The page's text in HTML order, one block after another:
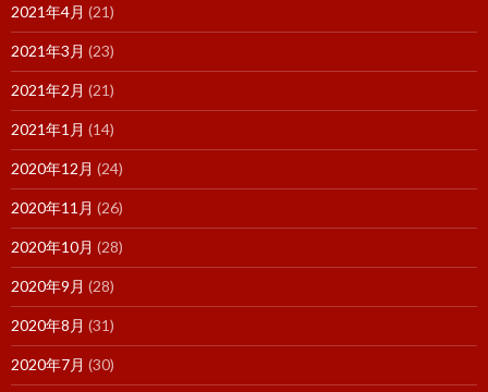
2021年4月 (21)
2021年3月 (23)
2021年2月 (21)
2021年1月 (14)
2020年12月 (24)
2020年11月 (26)
2020年10月 (28)
2020年9月 (28)
2020年8月 (31)
2020年7月 (30)